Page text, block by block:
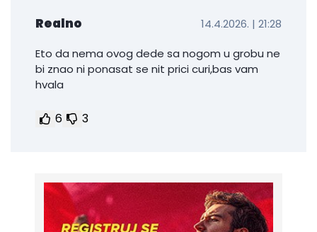
Realno
14.4.2026. | 21:28
Eto da nema ovog dede sa nogom u grobu ne
bi znao ni ponasat se nit prici curi,bas vam
hvala
6 3